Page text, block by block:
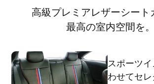
高級プレミアレザーシート
最高の室内空間を。
スポーツ
わせてセレ